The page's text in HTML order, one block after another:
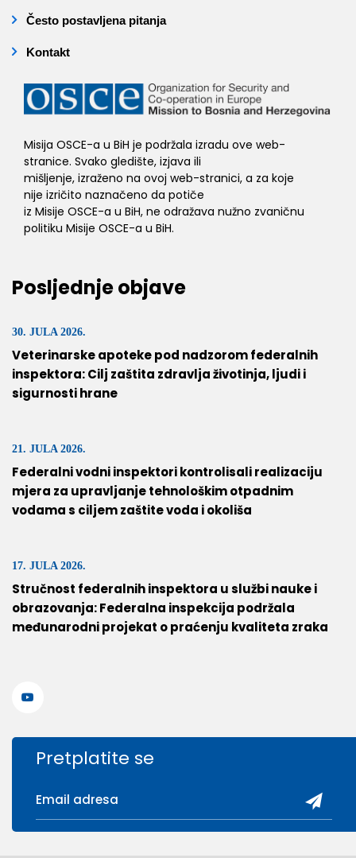
Često postavljena pitanja
Kontakt
Misija OSCE-a u BiH je podržala izradu ove web-
stranice. Svako gledište, izjava ili
mišljenje, izraženo na ovoj web-stranici, a za koje
nije izričito naznačeno da potiče
iz Misije OSCE-a u BiH, ne odražava nužno zvaničnu
politiku Misije OSCE-a u BiH.
Posljednje objave
30. JULA 2026.
Veterinarske apoteke pod nadzorom federalnih
inspektora: Cilj zaštita zdravlja životinja, ljudi i
sigurnosti hrane
21. JULA 2026.
Federalni vodni inspektori kontrolisali realizaciju
mjera za upravljanje tehnološkim otpadnim
vodama s ciljem zaštite voda i okoliša
17. JULA 2026.
Stručnost federalnih inspektora u službi nauke i
obrazovanja: Federalna inspekcija podržala
međunarodni projekat o praćenju kvaliteta zraka
Pretplatite se